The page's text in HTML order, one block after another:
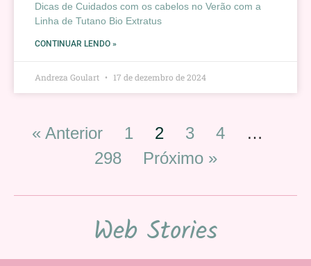
Dicas de Cuidados com os cabelos no Verão com a
Linha de Tutano Bio Extratus
CONTINUAR LENDO »
Andreza Goulart 17 de dezembro de 2024
« Anterior 1 2 3 4
…
298
Próximo »
Web Stories